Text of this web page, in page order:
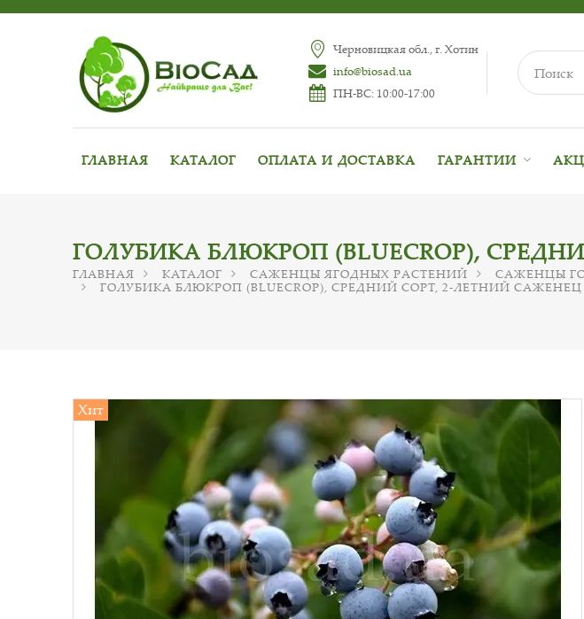
Черновицкая обл., г. Хотин
info@biosad.ua
ПН-ВС: 10:00-17:00
ГЛАВНАЯ КАТАЛОГ ОПЛАТА И ДОСТАВКА ГАРАНТИИ
ГОЛУБИКА БЛЮКРОП (BLUECROP),
ГЛАВНАЯ КАТАЛОГ САЖЕНЦЫ ЯГОДНЫХ РАСТЕНИЙ САЖЕНЦЫ
ГОЛУБИКА БЛЮКРОП (BLUECROP), СРЕДНИЙ СОРТ, 2-ЛЕТНИЙ САЖЕНЕЦ
Хит